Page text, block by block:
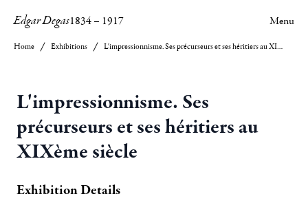
Edgar Degas1834– 1917 Menu
Home Exhibitions L'impressionnisme. Ses précurseurs et ses héritiers au XIXème siècle
L'impressionnisme. Ses
précurseurs et ses héritiers au
XIXème siècle
Exhibition Details